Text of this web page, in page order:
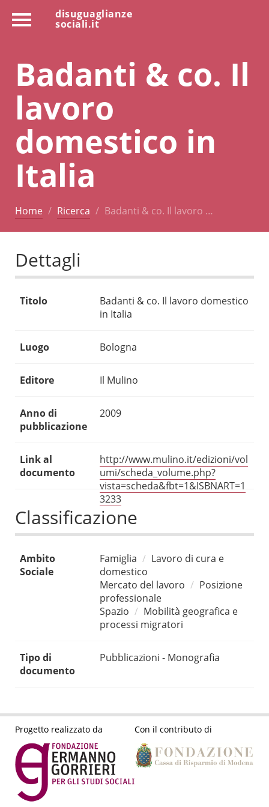
disuguaglianze
sociali.it
Badanti & co. Il
lavoro
domestico in
Italia
Home Ricerca Badanti & co. Il lavoro …
Dettagli
Titolo
Badanti & co. Il lavoro domestico
in Italia
Luogo Bologna
Editore Il Mulino
Anno di
pubblicazione
2009
Link al
documento
http://www.mulino.it/edizioni/vol
umi/scheda_volume.php?
vista=scheda&fbt=1&ISBNART=1
3233
Classificazione
Ambito
Sociale
Famiglia
Lavoro di cura e
domestico
Mercato del lavoro
Posizione
professionale
Spazio
Mobilità geografica e
processi migratori
Tipo di
documento
Pubblicazioni - Monografia
Progetto realizzato da Con il contributo di